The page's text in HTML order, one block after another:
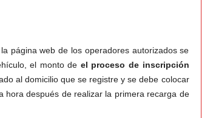
página web de los operadores autorizados se
el monto de el proceso de inscripción
al domicilio que se registre y se debe colocar
hora después de realizar la primera recarga de